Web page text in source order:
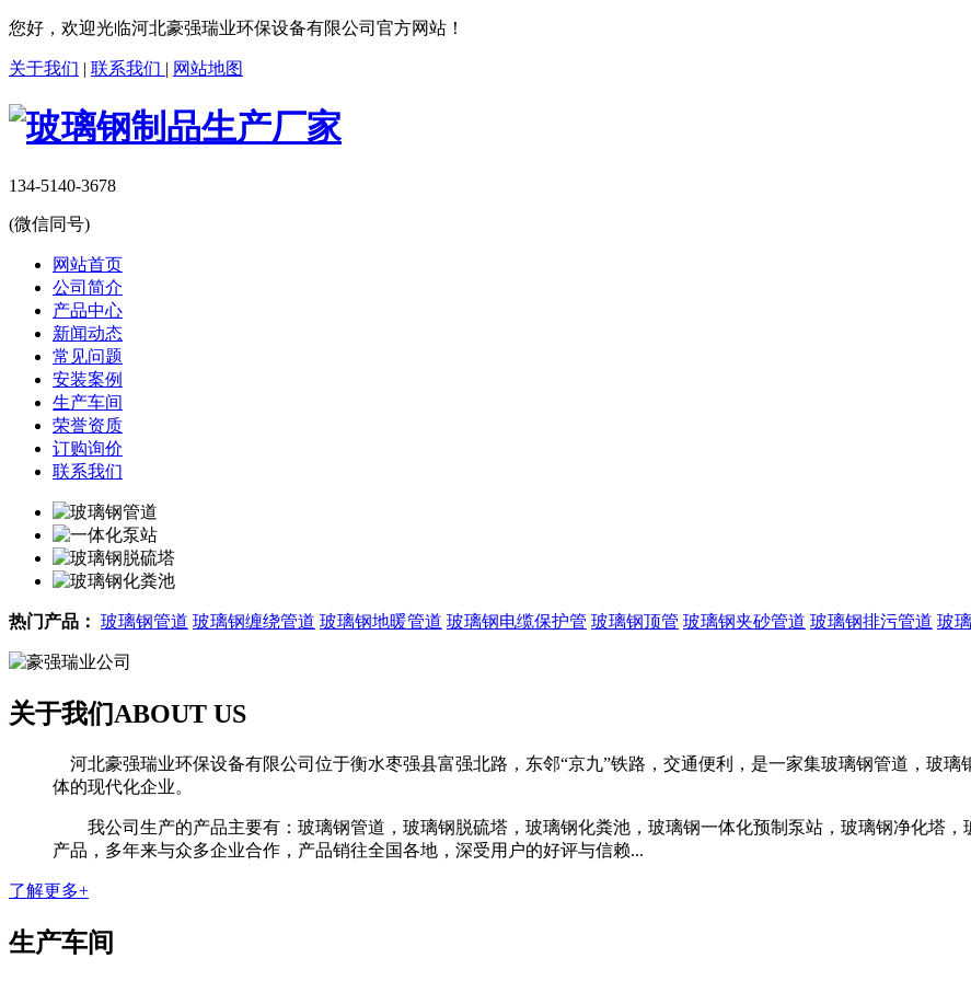
您好，欢迎光临河北豪强瑞业环保设备有限公司官方网站！
关于我们 | 联系我们 | 网站地图
134-5140-3678
(微信同号)
网站首页
公司简介
产品中心
新闻动态
常见问题
安装案例
生产车间
荣誉资质
订购询价
联系我们
热门产品： 玻璃钢管道 玻璃钢缠绕管道 玻璃钢地暖管道 玻璃钢电缆保护管 玻璃钢顶管 玻璃钢夹砂管道 玻璃钢排污管道 玻
关于我们ABOUT US
河北豪强瑞业环保设备有限公司位于衡水枣强县富强北路，东邻“京九”铁路，交通便利，是一家集玻璃钢管道，玻
体的现代化企业。
我公司生产的产品主要有：玻璃钢管道，玻璃钢脱硫塔，玻璃钢化粪池，玻璃钢一体化预制泵站，玻璃钢净化塔，
产品，多年来与众多企业合作，产品销往全国各地，深受用户的好评与信赖...
了解更多+
生产车间